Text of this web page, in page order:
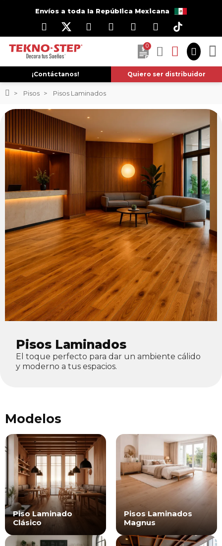
Envíos a toda la República Mexicana
0
¡Contáctanos! Quiero ser distribuidor
Pisos Pisos Laminados
Pisos Laminados
El toque perfecto para dar un ambiente cálido
y moderno a tus espacios.
Modelos
Piso Laminado
Clásico
Pisos Laminados
Magnus